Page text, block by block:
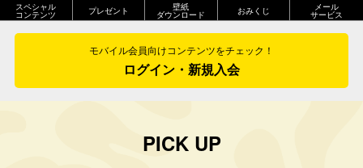
スペシャル
コンテンツ プレゼント 壁紙
ダウンロード おみくじ メール
サービス
モバイル会員向けコンテンツをチェック！
ログイン・新規入会
PICK UP